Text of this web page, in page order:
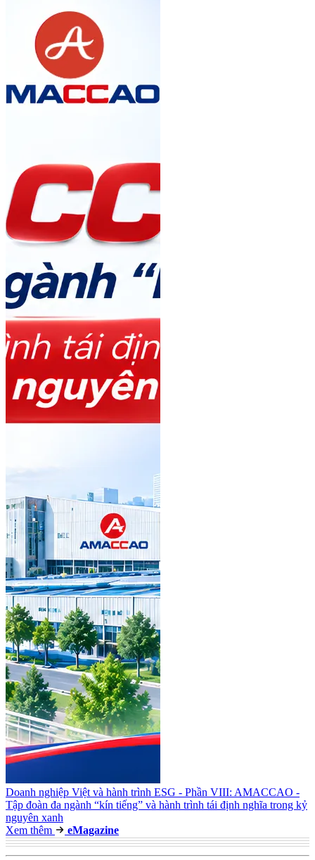
Doanh nghiệp Việt và hành trình ESG - Phần VIII: AMACCAO -
Tập đoàn đa ngành “kín tiếng” và hành trình tái định nghĩa trong kỷ
nguyên xanh
Xem thêm
eMagazine